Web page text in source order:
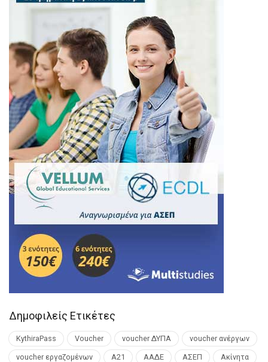
Δημοφιλείς Ετικέτες
KythiraPass Voucher voucher ΔΥΠΑ voucher ανέργων
voucher εργαζομένων Α21 ΑΑΔΕ ΑΣΕΠ Ακίνητα